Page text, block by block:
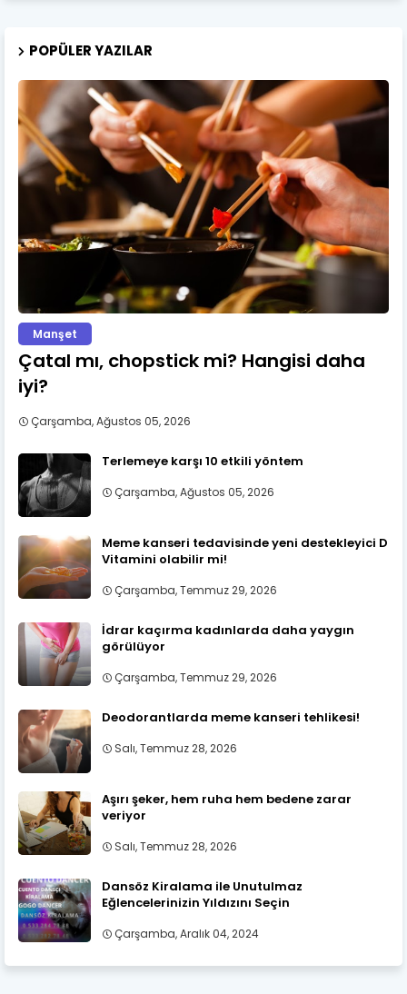
POPÜLER YAZILAR
Manşet
Çatal mı, chopstick mi? Hangisi daha
iyi?
Çarşamba, Ağustos 05, 2026
Terlemeye karşı 10 etkili yöntem
Çarşamba, Ağustos 05, 2026
Meme kanseri tedavisinde yeni destekleyici D
Vitamini olabilir mi!
Çarşamba, Temmuz 29, 2026
İdrar kaçırma kadınlarda daha yaygın
görülüyor
Çarşamba, Temmuz 29, 2026
Deodorantlarda meme kanseri tehlikesi!
Salı, Temmuz 28, 2026
Aşırı şeker, hem ruha hem bedene zarar
veriyor
Salı, Temmuz 28, 2026
Dansöz Kiralama ile Unutulmaz
Eğlencelerinizin Yıldızını Seçin
Çarşamba, Aralık 04, 2024